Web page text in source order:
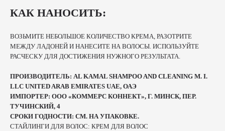
КАК НАНОСИТЬ:
ВОЗЬМИТЕ НЕБОЛЬШОЕ КОЛИЧЕСТВО КРЕМА, РАЗОТРИТЕ
МЕЖДУ ЛАДОНЕЙ И НАНЕСИТЕ НА ВОЛОСЫ. ИСПОЛЬЗУЙТЕ
РАСЧЕСКУ ДЛЯ ДОСТИЖЕНИЯ НУЖНОГО РЕЗУЛЬТАТА.
ПРОИЗВОДИТЕЛЬ: AL KAMAL SHAMPOO AND CLEANING M. I.
LLC UNITED ARAB EMIRATES UAE, ОАЭ
ИМПОРТЕР: ООО «КОММЕРС КОННЕКТ», Г. МИНСК, ПЕР.
ТУЧИНСКИЙ, 4
СРОКИ ГОДНОСТИ: СМ. НА УПАКОВКЕ.
СТАЙЛИНГИ ДЛЯ ВОЛОС: КРЕМ ДЛЯ ВОЛОС